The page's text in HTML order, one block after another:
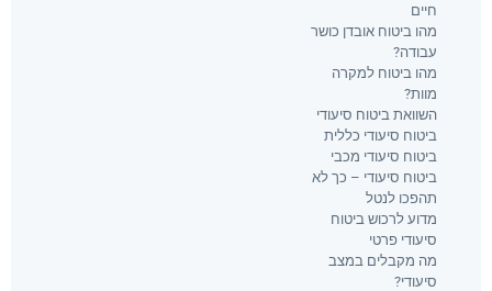
חיים
מהו ביטוח אובדן כושר
עבודה?
מהו ביטוח למקרה
מוות?
השוואת ביטוח סיעודי
ביטוח סיעודי כללית
ביטוח סיעודי מכבי
ביטוח סיעודי – כך לא
תהפכו לנטל
מדוע לרכוש ביטוח
סיעודי פרטי
מה מקבלים במצב
סיעודי?